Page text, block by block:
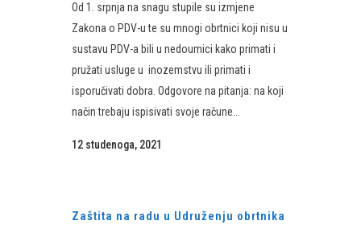
Od 1. srpnja na snagu stupile su izmjene
Zakona o PDV-u te su mnogi obrtnici koji nisu u
sustavu PDV-a bili u nedoumici kako primati i
pružati usluge u inozemstvu ili primati i
isporučivati dobra. Odgovore na pitanja: na koji
način trebaju ispisivati svoje račune...
12 studenoga, 2021
Zaštita na radu u Udruženju obrtnika